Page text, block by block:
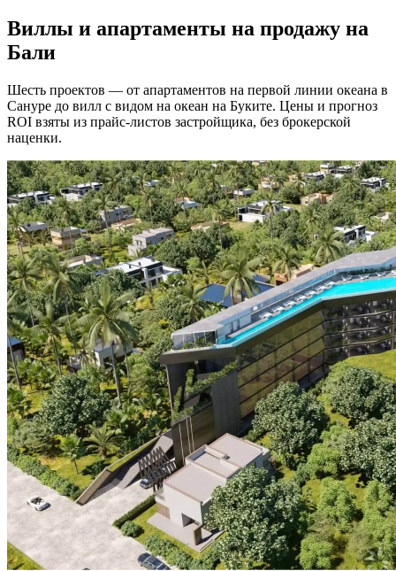
Виллы и апартаменты на продажу на
Бали
Шесть проектов — от апартаментов на первой линии океана в
Сануре до вилл с видом на океан на Буките. Цены и прогноз
ROI взяты из прайс-листов застройщика, без брокерской
наценки.